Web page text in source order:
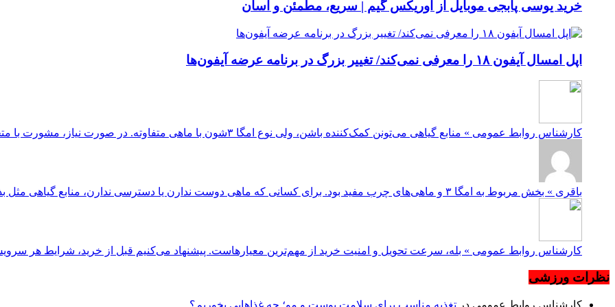
خرید یوسی پابجی موبایل از اوریکس گیم | سریع، مطمئن و آسان
اپل امسال آیفون ۱۸ را معرفی نمی‌کند/ تغییر بزرگ در برنامه عرضه آیفون‌ها
کارشناس روابط عمومی » منابع گیاهی می‌تونن کمک‌کننده باشن، ولی نوع امگا ۳شون با ماهی متفاوته. در صورت نیاز، مشورت با متخصص تغذیه برای...
باقری » بخش مربوط به امگا ۳ و ماهی‌های چرب مفید بود. برای کسانی که ماهی دوست ندارن یا دسترسی ندارن، منابع گیاهی مثل بذ...
کارشناس روابط عمومی » بله، سرعت تحویل و امنیت خرید از مهم‌ترین معیارهاست. پیشنهاد می‌کنیم قبل از خرید، شرایط هر
نظرات ورزشی
کارشناس روابط عمومی در تغذیه مناسب برای سلامت پوست و مو؛ چه غذاهایی بخوریم؟